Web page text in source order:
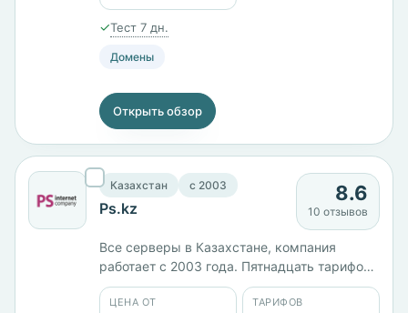
✓Тест 7 дн.
Домены
Открыть обзор
Казахстан c 2003
Ps.kz
8.6
10 отзывов
Все серверы в Казахстане, компания
работает с 2003 года. Пятнадцать тарифов
от 68 ₽/мес: виртуальный хостинг, VPS и
выделенные машины. Линейка Basic
ЦЕНА ОТ ТАРИФОВ